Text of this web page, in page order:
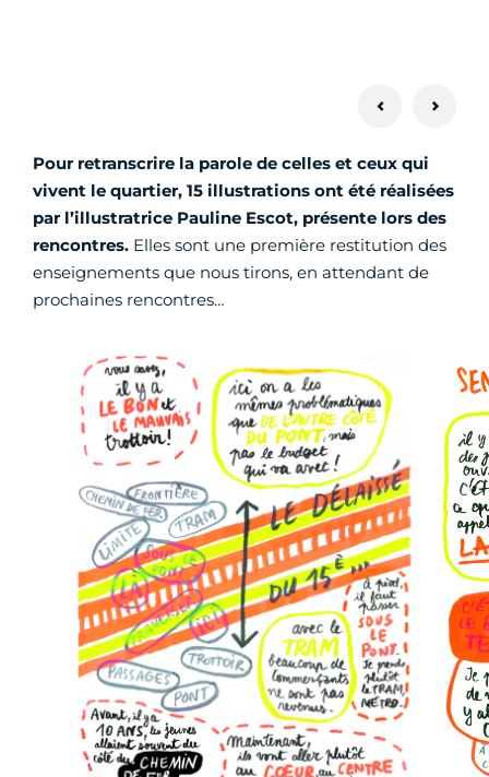
Pour retranscrire la parole de celles et ceux qui
vivent le quartier, 15 illustrations ont été réalisées
par l’illustratrice Pauline Escot, présente lors des
rencontres. Elles sont une première restitution des
enseignements que nous tirons, en attendant de
prochaines rencontres…